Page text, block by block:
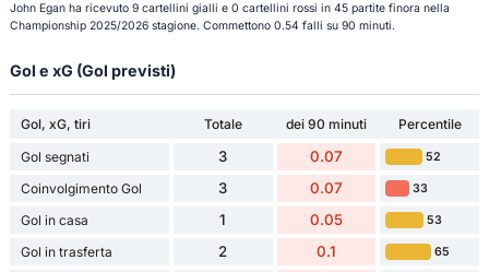
John Egan ha ricevuto 9 cartellini gialli e 0 cartellini rossi in 45 partite finora nella
Championship 2025/2026 stagione. Commettono 0.54 falli su 90 minuti.
Gol e xG (Gol previsti)
Gol, xG, tiri Totale dei 90 minuti
Percentile
Gol segnati
3 0.07 52
Coinvolgimento Gol 3 0.07 33
Gol in casa 1 0.05 53
Gol in trasferta 2 0.1 65